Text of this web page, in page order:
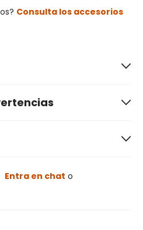
Consulta los accesorios
Entra en chat o